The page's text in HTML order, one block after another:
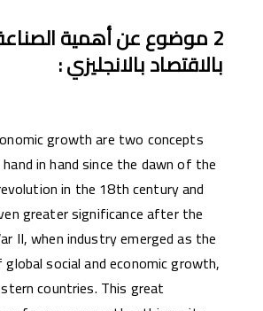
2موضوع عن أهمية
بالاقتصاد بالانجليزي:
growth are two concepts
in hand since the dawn of the
in the 18th century and
greater significance after the
II, when industry emerged as the
social and economic growth,
countries. This great